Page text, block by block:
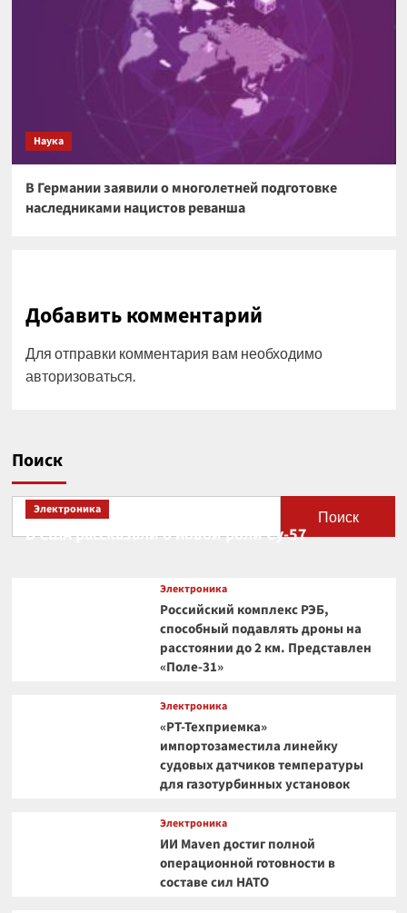
Наука
В Германии заявили о многолетней подготовке
наследниками нацистов реванша
Добавить комментарий
Для отправки комментария вам необходимо
авторизоваться.
Поиск
Поиск
Электроника
В США рассказали о новой роли Су-57
Электроника
Российский комплекс РЭБ,
способный подавлять дроны на
расстоянии до 2 км. Представлен
«Поле-31»
Электроника
«РТ-Техприемка»
импортозаместила линейку
судовых датчиков температуры
для газотурбинных установок
Электроника
ИИ Maven достиг полной
операционной готовности в
составе сил НАТО